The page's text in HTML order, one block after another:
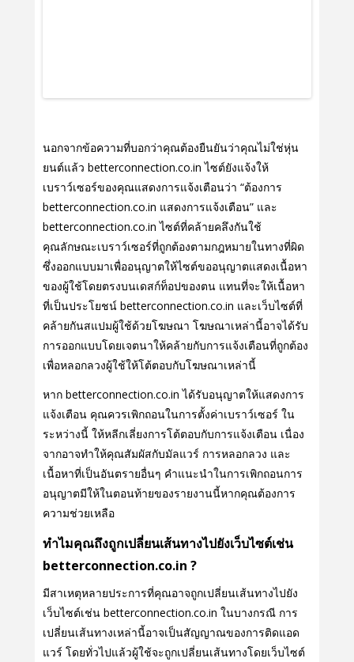
นอกจากข้อความที่บอกว่าคุณต้องยืนยันว่าคุณไม่ใช่หุ่น
ยนต์แล้ว betterconnection.co.in ไซต์ยังแจ้งให้
เบราว์เซอร์ของคุณแสดงการแจ้งเตือนว่า “ต้องการ
betterconnection.co.in แสดงการแจ้งเตือน” และ
betterconnection.co.in ไซต์ที่คล้ายคลึงกันใช้
คุณลักษณะเบราว์เซอร์ที่ถูกต้องตามกฎหมายในทางที่ผิด
ซึ่งออกแบบมาเพื่ออนุญาตให้ไซต์ขออนุญาตแสดงเนื้อหา
ของผู้ใช้โดยตรงบนเดสก์ท็อปของตน แทนที่จะให้เนื้อหา
ที่เป็นประโยชน์ betterconnection.co.in และเว็บไซต์ที่
คล้ายกันสแปมผู้ใช้ด้วยโฆษณา โฆษณาเหล่านี้อาจได้รับ
การออกแบบโดยเจตนาให้คล้ายกับการแจ้งเตือนที่ถูกต้อง
เพื่อหลอกลวงผู้ใช้ให้โต้ตอบกับโฆษณาเหล่านี้
หาก betterconnection.co.in ได้รับอนุญาตให้แสดงการ
แจ้งเตือน คุณควรเพิกถอนในการตั้งค่าเบราว์เซอร์ ใน
ระหว่างนี้ ให้หลีกเลี่ยงการโต้ตอบกับการแจ้งเตือน เนื่อง
จากอาจทําให้คุณสัมผัสกับมัลแวร์ การหลอกลวง และ
เนื้อหาที่เป็นอันตรายอื่นๆ คําแนะนําในการเพิกถอนการ
อนุญาตมีให้ในตอนท้ายของรายงานนี้หากคุณต้องการ
ความช่วยเหลือ
ทําไมคุณถึงถูกเปลี่ยนเส้นทางไปยังเว็บไซต์เช่น
betterconnection.co.in ?
มีสาเหตุหลายประการที่คุณอาจถูกเปลี่ยนเส้นทางไปยัง
เว็บไซต์เช่น betterconnection.co.in ในบางกรณี การ
เปลี่ยนเส้นทางเหล่านี้อาจเป็นสัญญาณของการติดแอด
แวร์ โดยทั่วไปแล้วผู้ใช้จะถูกเปลี่ยนเส้นทางโดยเว็บไซต์